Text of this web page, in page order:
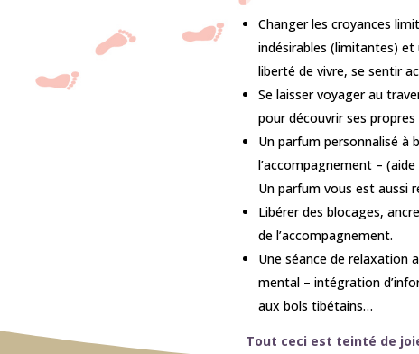
Changer les croyances
indésirables (limitantes)
liberté de vivre, se sentir
Se laisser voyager au
pour découvrir ses
Un parfum personnalisé à
l’accompagnement –
Un parfum vous est aussi
Libérer des blocages,
de l’accompagnement.
Une séance de relaxation
mental – intégration
aux bols tibétains…
Tout ceci est teinté de